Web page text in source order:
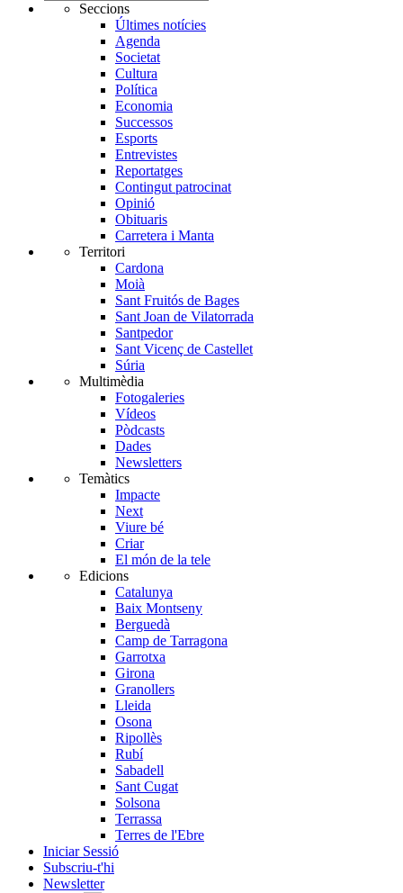
Seccions
Últimes notícies
Agenda
Societat
Cultura
Política
Economia
Successos
Esports
Entrevistes
Reportatges
Contingut patrocinat
Opinió
Obituaris
Carretera i Manta
Territori
Cardona
Moià
Sant Fruitós de Bages
Sant Joan de Vilatorrada
Santpedor
Sant Vicenç de Castellet
Súria
Multimèdia
Fotogaleries
Vídeos
Pòdcasts
Dades
Newsletters
Temàtics
Impacte
Next
Viure bé
Criar
El món de la tele
Edicions
Catalunya
Baix Montseny
Berguedà
Camp de Tarragona
Garrotxa
Girona
Granollers
Lleida
Osona
Ripollès
Rubí
Sabadell
Sant Cugat
Solsona
Terrassa
Terres de l'Ebre
Iniciar Sessió
Subscriu-t'hi
Newsletter